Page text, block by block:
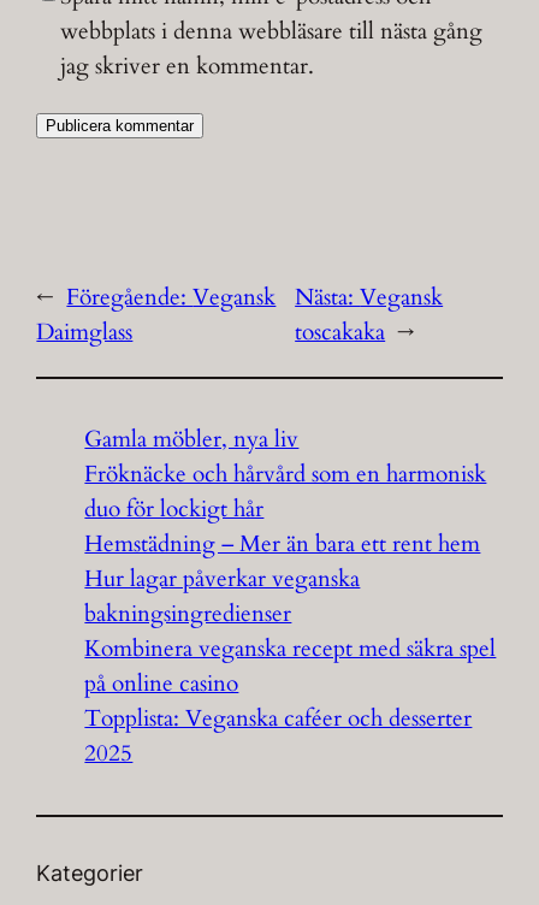
webbplats i denna webbläsare till nästa gång
jag skriver en kommentar.
← Föregående:Vegansk
Daimglass
Nästa:Vegansk
toscakaka →
Gamla möbler, nya liv
Fröknäcke och hårvård som en harmonisk
duo för lockigt hår
Hemstädning – Mer än bara ett rent hem
Hur lagar påverkar veganska
bakningsingredienser
Kombinera veganska recept med säkra spel
på online casino
Topplista: Veganska caféer och desserter
2025
Kategorier